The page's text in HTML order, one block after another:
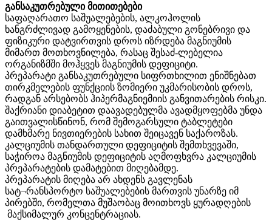
განსაკუთრებული მითითებები
საფაღარათო საშუალებების, ალკოჰოლის
ხანგრძლივად გამოყენების, დაძაბული გონებრივი და
ფიზიკური დატვირთვის დროს იზრდება მაგნიუმის
მიმართ მოთხოვნილება, რასაც შესაძ-ლებელია
ორგანიზმში მოჰყვეს მაგნიუმის დეფიციტი.
პრეპარატი განსაკუთრებული სიფრთხილით ენიშნებათ
თირკმელების ფუნქციის ზომიერი უკმარისობის დროს,
რადგან არსებობს ჰიპერმაგნიემიის განვითარების რისკი.
შაქრიანი დიაბეტით დაავადებულმა ავადმყოფებმა უნდა
გაითვალისწინონ, რომ შემოგარსული ტაბლეტები
დამხმარე ნივთიერების სახით შეიცავენ საქაროზას.
კალციუმის თანდართული დეფიციტის შემთხვევაში,
საჭიროა მაგნიუმის დეფიციტის აღმოფხვრა კალციუმის
პრეპარატების დამატებით მიღებამდე.
პრეპარატის მიღება არ ახდენს გავლენას
სატ¬რანსპორტო საშუალებების მართვის უნარზე იმ
პირებში, რომელთა მუშაობაც მოითხოვს ყურადღების
მაქსიმალურ კონცენტრაციას.